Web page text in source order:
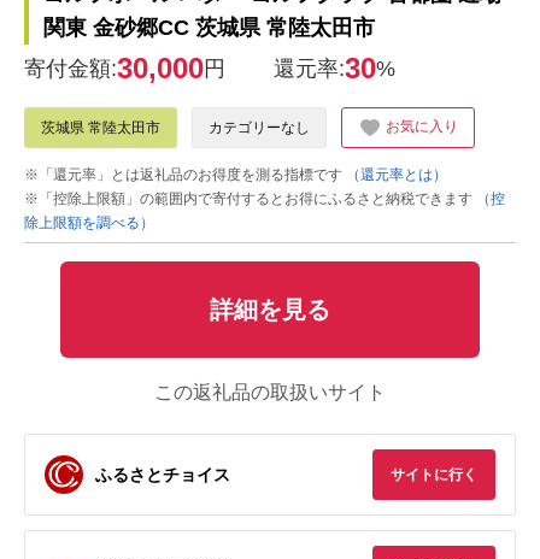
関東 金砂郷CC 茨城県 常陸太田市
寄付金額:30,000円 還元率:30%
茨城県 常陸太田市 カテゴリーなし お気に入り
※「還元率」とは返礼品のお得度を測る指標です
（還元率とは）
※「控除上限額」の範囲内で寄付するとお得にふるさと納税できます
（控
除上限額を調べる）
詳細を見る
この返礼品の取扱いサイト
ふるさとチョイス サイトに行く